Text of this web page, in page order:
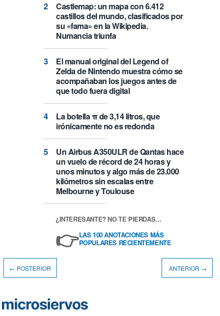
Castlemap: un mapa con 6.412
castillos del mundo, clasificados por
su «fama» en la Wikipedia.
Numancia triunfa
El manual original del Legend of
Zelda de Nintendo muestra cómo se
acompañaban los juegos antes de
que todo fuera digital
La botella π de 3,14 litros, que
irónicamente no es redonda
Un Airbus A350ULR de Qantas hace
un vuelo de récord de 24 horas y
unos minutos y algo más de 23.000
kilómetros sin escalas entre
Melbourne y Toulouse
¿INTERESANTE? NO TE PIERDAS…
👉LAS 100 ANOTACIONES MÁS
POPULARES RECIENTEMENTE
← POSTERIOR ANTERIOR →